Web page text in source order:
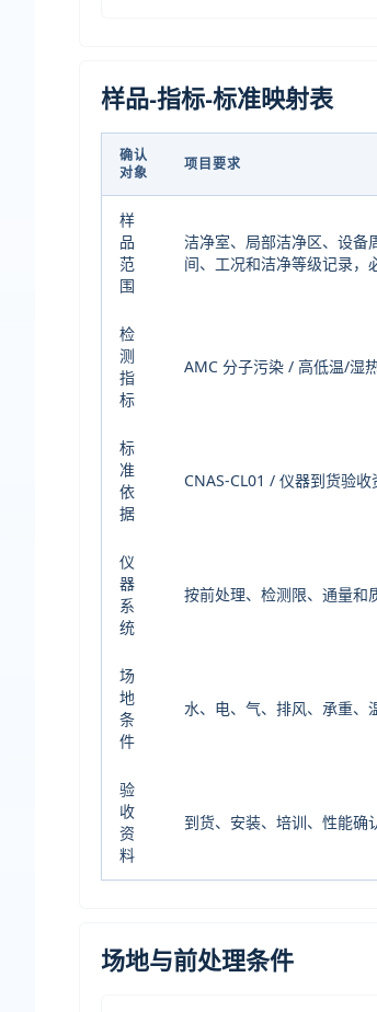
样品-指标-标准映射表
确认
对象
项目要求
样
品
范
围
洁净室、局部洁净区、设
间、工况和洁净等级记录，
检
测
指
标
AMC 分子污染 / 高低温/湿
标
准
依
据
CNAS-CL01 / 仪器到货验
仪
器
系
统
按前处理、检测限、通量和
场
地
条
件
水、电、气、排风、承重、
验
收
资
料
到货、安装、培训、性能确
场地与前处理条件